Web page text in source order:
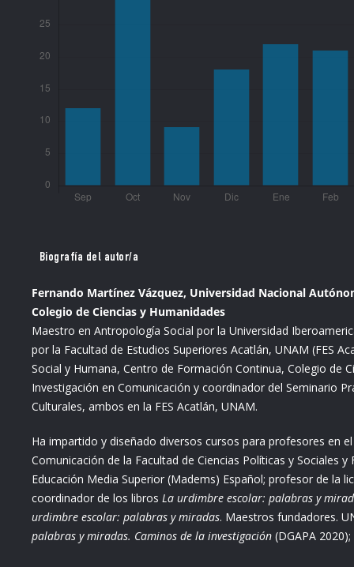
Biografía del autor/a
Fernando Martínez Vázquez, Universidad Nacional
Colegio de Ciencias y Humanidades
Maestro en Antropología Social por la Universidad
por la Facultad de Estudios Superiores Acatlán, UNAM (FES
Social y Humana, Centro de Formación Continua, Colegio de
Investigación en Comunicación y coordinador del Seminario
Culturales, ambos en la FES Acatlán, UNAM.
Ha impartido y diseñado diversos cursos para profesores en
Comunicación de la Facultad de Ciencias Políticas y Sociales
Educación Media Superior (Madems) Español; profesor de la
coordinador de los libros La urdimbre escolar: palabras y
urdimbre escolar: palabras y miradas. Maestros fundadores.
palabras y miradas. Caminos de la investigación(DGAPA